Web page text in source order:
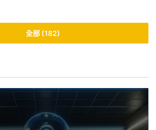
全部 (182)